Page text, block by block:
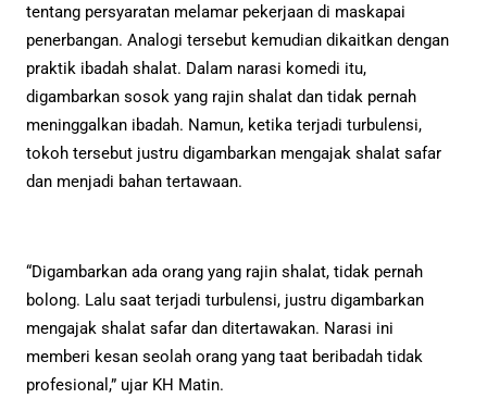
tentang persyaratan melamar pekerjaan di maskapai
penerbangan. Analogi tersebut kemudian dikaitkan dengan
praktik ibadah shalat. Dalam narasi komedi itu,
digambarkan sosok yang rajin shalat dan tidak pernah
meninggalkan ibadah. Namun, ketika terjadi turbulensi,
tokoh tersebut justru digambarkan mengajak shalat safar
dan menjadi bahan tertawaan.
“Digambarkan ada orang yang rajin shalat, tidak pernah
bolong. Lalu saat terjadi turbulensi, justru digambarkan
mengajak shalat safar dan ditertawakan. Narasi ini
memberi kesan seolah orang yang taat beribadah tidak
profesional,” ujar KH Matin.